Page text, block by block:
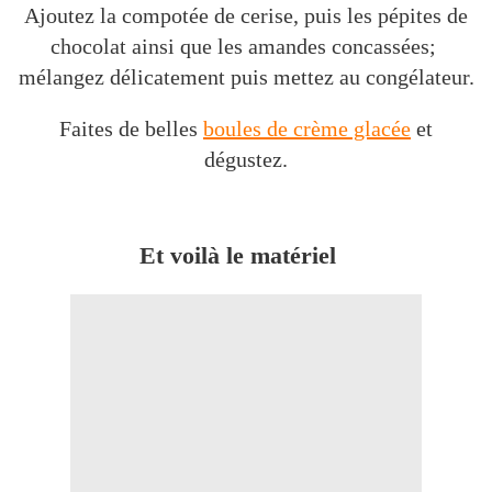
Ajoutez la compotée de cerise, puis les pépites de
chocolat ainsi que les amandes concassées;
mélangez délicatement puis mettez au congélateur.
Faites de belles boules de crème glacée et
dégustez.
Et voilà le matériel